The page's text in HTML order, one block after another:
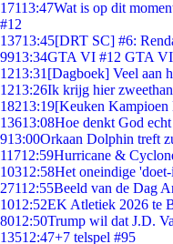
17113:47Wat is op dit
#12
13713:45[DRT SC] #6:
9913:34GTA VI #12 GTA
1213:31 [Dagboek] Veel aan
1213:26Ik krijg hier
18213:19[Keuken Kampioen
13613:08Hoe denkt God
913:00Orkaan Dolphin treft
11712:59Hurricane &
10312:58Het oneindige
27112:55Beeld van de Dag
1012:52EK Atletiek 2026 te
8012:50Trump wil dat J.D.
13512:47+7 telspel #95